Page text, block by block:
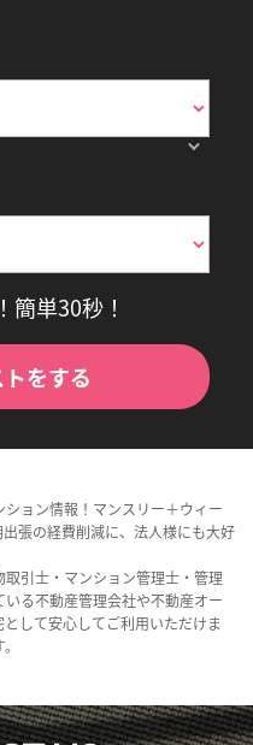
簡単30秒！
をする
ョン情報！マンスリー＋ウィー
張の経費削減に、法人様にも大好
引士・マンション管理士・管理
る不動産管理会社や不動産オー
して安心してご利用いただけま